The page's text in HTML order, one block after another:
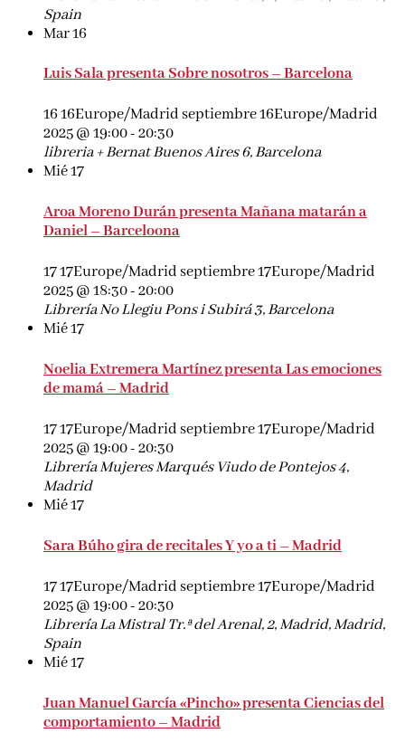
Spain
Mar16
Luis Sala presenta Sobre nosotros – Barcelona
16 16Europe/Madrid septiembre 16Europe/Madrid
2025 @ 19:00-20:30
libreria + BernatBuenos Aires 6, Barcelona
Mié17
Aroa Moreno Durán presenta Mañana matarán a
Daniel – Barceloona
17 17Europe/Madrid septiembre 17Europe/Madrid
2025 @ 18:30-20:00
Librería No LlegiuPons i Subirá 3, Barcelona
Mié17
Noelia Extremera Martínez presenta Las emociones
de mamá – Madrid
17 17Europe/Madrid septiembre 17Europe/Madrid
2025 @ 19:00-20:30
Librería MujeresMarqués Viudo de Pontejos 4,
Madrid
Mié17
Sara Búho gira de recitales Y yo a ti – Madrid
17 17Europe/Madrid septiembre 17Europe/Madrid
2025 @ 19:00-20:30
Librería La MistralTr.ª del Arenal, 2, Madrid, Madrid,
Spain
Mié17
Juan Manuel García «Pincho» presenta Ciencias del
comportamiento – Madrid